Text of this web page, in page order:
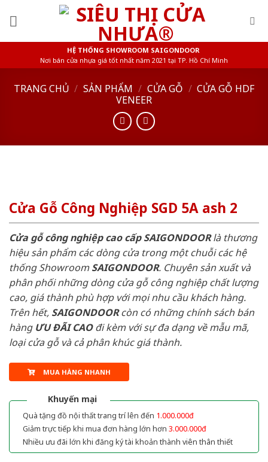
HỆ THỐNG SHOWROOM SAIGONDOOR
Nơi bán cửa nhựa giá tốt nhất năm 2021 tại TP. Hồ Chí Minh
TRANG CHỦ / SẢN PHẨM / CỬA GỖ / CỬA GỖ HDF
VENEER
Cửa Gỗ Công Nghiệp SGD 5A ash 2
Cửa gỗ công nghiệp cao cấp SAIGONDOORlà thương
hiệu sản phẩm các dòng cửa trong một chuỗi các hệ
thống ShowroomSAIGONDOOR. Chuyên sản xuất và
phân phối những dòng cửa gỗ công nghiệp chất lượng
cao, giá thành phù hợp với mọi nhu cầu khách hàng.
Trên hết, SAIGONDOORcòn có những chính sách bán
hàng ƯU ĐÃI CAOđi kèm với sự đa dạng về mẫu mã,
loại cửa gỗ và cả phân khúc giá thành.
MUA HÀNG NHANH
Khuyến mại
Quà tặng đồ nội thất trang trí lên đến 1.000.000đ
Giảm trực tiếp khi mua đơn hàng lớn hơn 3.000.000đ
Nhiều ưu đãi lớn khi đăng ký tài khoản thành viên thân thiết